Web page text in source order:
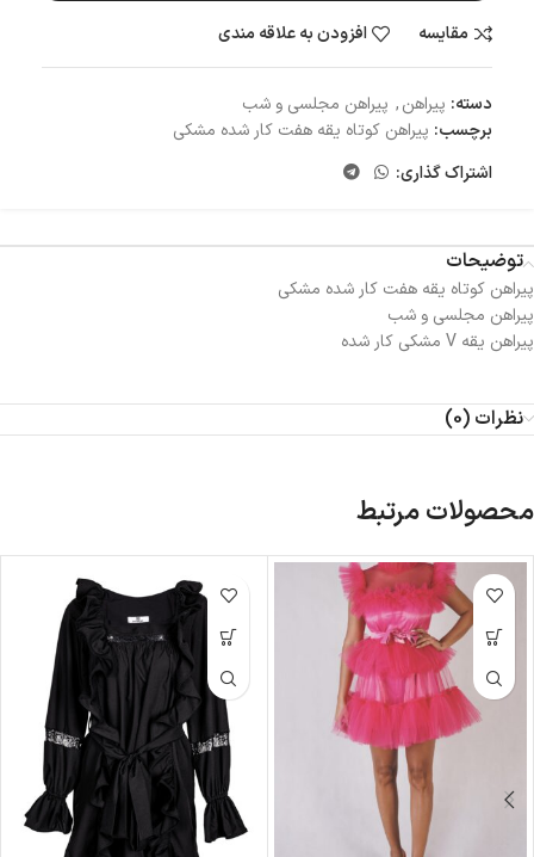
مقایسه
افزودن به علاقه مندی
دسته: پیراهن, پیراهن مجلسی و شب
برچسب: پیراهن کوتاه یقه هفت کار شده مشکی
اشتراک گذاری:
توضیحات
پیراهن کوتاه یقه هفت کار شده مشکی
پیراهن مجلسی و شب
پیراهن یقه V مشکی کار شده
نظرات (0)
محصولات مرتبط